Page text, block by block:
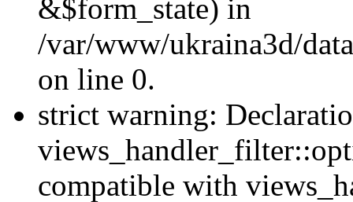
&$form_state) in
/var/www/ukraina3d/
on line 0.
strict warning:
compatible with